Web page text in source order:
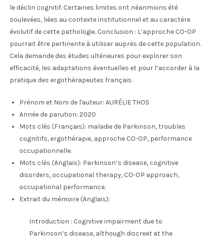
le déclin cognitif. Certaines limites ont néanmoins été
soulevées, liées au contexte institutionnel et au caractère
évolutif de cette pathologie. Conclusion : L’approche CO-OP
pourrait être pertinente à utiliser auprès de cette population.
Cela demande des études ultérieures pour explorer son
efficacité, les adaptations éventuelles et pour l’accorder à la
pratique des ergothérapeutes français.
Prénom et Nom de l'auteur: AURÉLIE THOS
Année de parution: 2020
Mots clés (Français): maladie de Parkinson, troubles
cognitifs, ergothérapie, approche CO-OP, performance
occupationnelle.
Mots clés (Anglais): Parkinson’s disease, cognitive
disorders, occupational therapy, CO-OP approach,
occupational performance.
Extrait du mémoire (Anglais):
Introduction : Cognitive impairment due to
Parkinson’s disease, although discreet at the